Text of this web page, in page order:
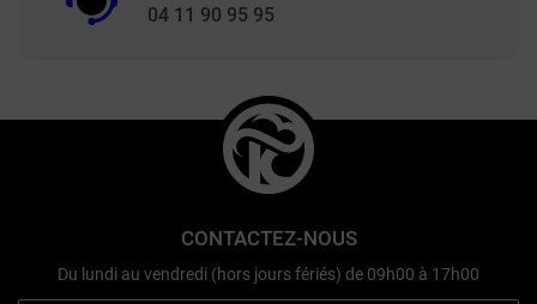
04 11 90 95 95
CONTACTEZ-NOUS
Du lundi au vendredi (hors jours fériés) de 09h00 à 17h00